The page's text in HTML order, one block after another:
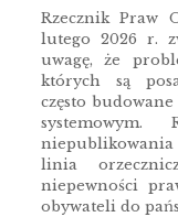
Rzecznik Praw
lutego 2026 r.
uwagę, że
których są
często
linia
niepewności
obywateli do